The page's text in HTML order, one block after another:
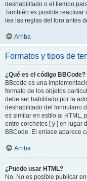
deshabilitado o el tiempo
También es posible reactivar
lea las reglas del foro antes
Arriba
Formatos y tipos de
¿Qué es el código BBCode?
BBcode es una
formato de los objetos
debe ser habilitado por la
deshabilitado del formulario
es similar en estilo al HTML,
entre corchetes [ y ] en lugar
BBCode. El enlace aparece
Arriba
¿Puedo usar HTML?
No. No es posible publicar